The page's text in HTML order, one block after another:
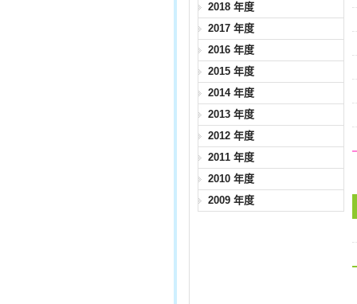
2018 年度
2017 年度
2016 年度
2015 年度
2014 年度
2013 年度
2012 年度
2011 年度
2010 年度
2009 年度